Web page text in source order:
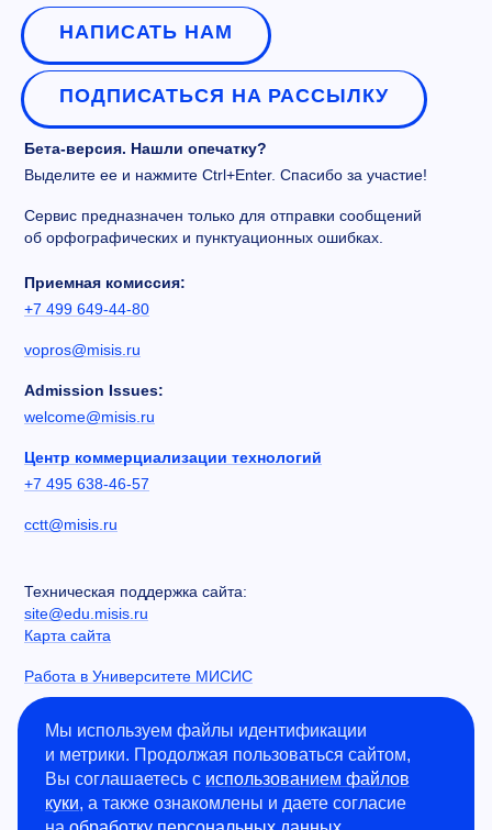
НАПИСАТЬ НАМ
ПОДПИСАТЬСЯ НА РАССЫЛКУ
Бета-версия. Нашли опечатку?
Выделите ее и нажмите Ctrl+Enter. Спасибо за участие!
Сервис предназначен только для отправки сообщений
об орфографических и пунктуационных ошибках.
Приемная комиссия:
+7 499 649-44-80
vopros@misis.ru
Admission Issues:
welcome@misis.ru
Центр коммерциализации технологий
+7 495 638-46-57
cctt@misis.ru
Техническая поддержка сайта:
site@edu.misis.ru
Карта сайта
Работа в Университете МИСИС
Сведения об образовательной организации
Информация о закупках
Противодействие коррупции
Политика конфиденциальности
Мы используем файлы идентификации
и метрики. Продолжая пользоваться сайтом,
Вы соглашаетесь с использованием файлов
куки, а также ознакомлены и даете согласие